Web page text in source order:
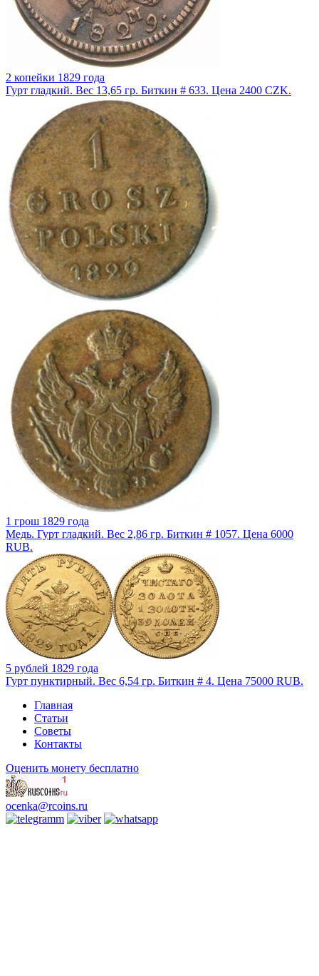
2 копейки 1829 года
Гурт гладкий. Вес 13,65 гр. Биткин # 633. Цена 2400 CZK.
1 грош 1829 года
Медь. Гурт гладкий. Вес 2,86 гр. Биткин # 1057. Цена 6000
RUB.
5 рублей 1829 года
Гурт пунктирный. Вес 6,54 гр. Биткин # 4. Цена 75000 RUB.
Главная
Статьи
Советы
Контакты
Оценить монету бесплатно
ocenka@rcoins.ru